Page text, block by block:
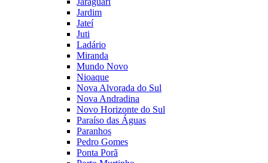
Jardim
Jateí
Juti
Ladário
Miranda
Mundo Novo
Nioaque
Nova Alvorada do Sul
Nova Andradina
Novo Horizonte do Sul
Paraíso das Águas
Paranhos
Pedro Gomes
Ponta Porã